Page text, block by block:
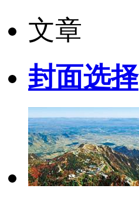
文章
封面选择